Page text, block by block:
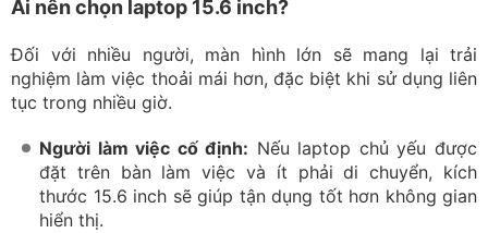
Ai nên chọn laptop 15.6 inch?
Đối với nhiều người, màn hình lớn sẽ mang lại trải
nghiệm làm việc thoải mái hơn, đặc biệt khi sử dụng liên
tục trong nhiều giờ.
Người làm việc cố định: Nếu laptop chủ yếu được
đặt trên bàn làm việc và ít phải di chuyển, kích
thước 15.6 inch sẽ giúp tận dụng tốt hơn không gian
hiển thị.